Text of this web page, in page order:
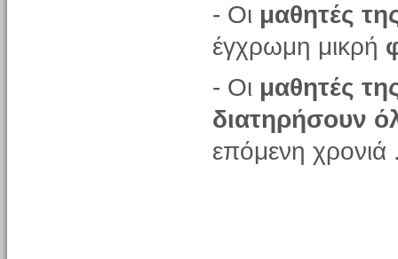
- Οι μαθητές
έγχρωμη μικρή
- Οι μαθητές
διατηρήσουν
επόμενη χρονιά